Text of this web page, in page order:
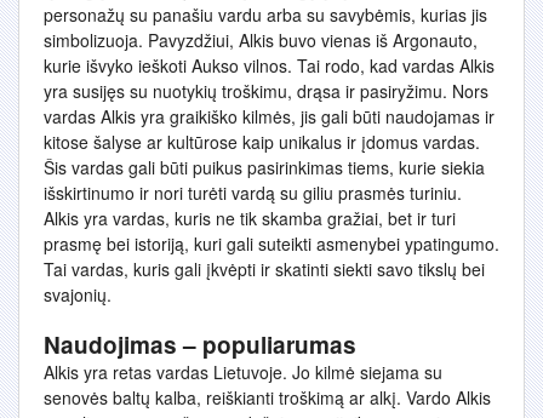
personažų su panašiu vardu arba su savybėmis, kurias jis
simbolizuoja. Pavyzdžiui, Alkis buvo vienas iš Argonauto,
kurie išvyko ieškoti Aukso vilnos. Tai rodo, kad vardas Alkis
yra susijęs su nuotykių troškimu, drąsa ir pasiryžimu. Nors
vardas Alkis yra graikiško kilmės, jis gali būti naudojamas ir
kitose šalyse ar kultūrose kaip unikalus ir įdomus vardas.
Šis vardas gali būti puikus pasirinkimas tiems, kurie siekia
išskirtinumo ir nori turėti vardą su giliu prasmės turiniu.
Alkis yra vardas, kuris ne tik skamba gražiai, bet ir turi
prasmę bei istoriją, kuri gali suteikti asmenybei ypatingumo.
Tai vardas, kuris gali įkvėpti ir skatinti siekti savo tikslų bei
svajonių.
Naudojimas – populiarumas
Alkis yra retas vardas Lietuvoje. Jo kilmė siejama su
senovės baltų kalba, reiškianti troškimą ar alkį. Vardo Alkis